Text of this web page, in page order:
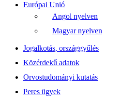
Európai Unió
Angol nyelven
Magyar nyelven
Jogalkotás, országgyűlés
Közérdekű adatok
Orvostudományi kutatás
Peres ügyek